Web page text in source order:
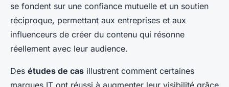
se fondent sur une confiance mutuelle et un soutien
réciproque, permettant aux entreprises et aux
influenceurs de créer du contenu qui résonne
réellement avec leur audience.
Des études de cas illustrent comment certaines
marques IT ont réussi à augmenter leur visibilité grâce